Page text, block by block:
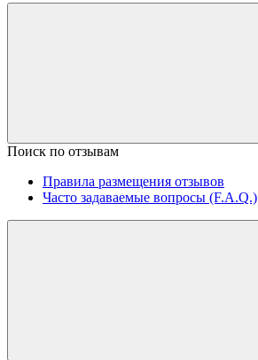
Поиск по отзывам
Правила размещения отзывов
Часто задаваемые вопросы (F.A.Q.)